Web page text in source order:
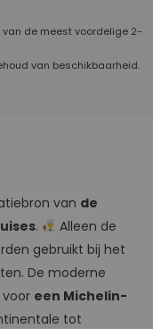
van de meest voordelige 2-
van beschikbaarheid.
van de
.
Alleen de
gebruikt bij het
De moderne
een Michelin-
tot